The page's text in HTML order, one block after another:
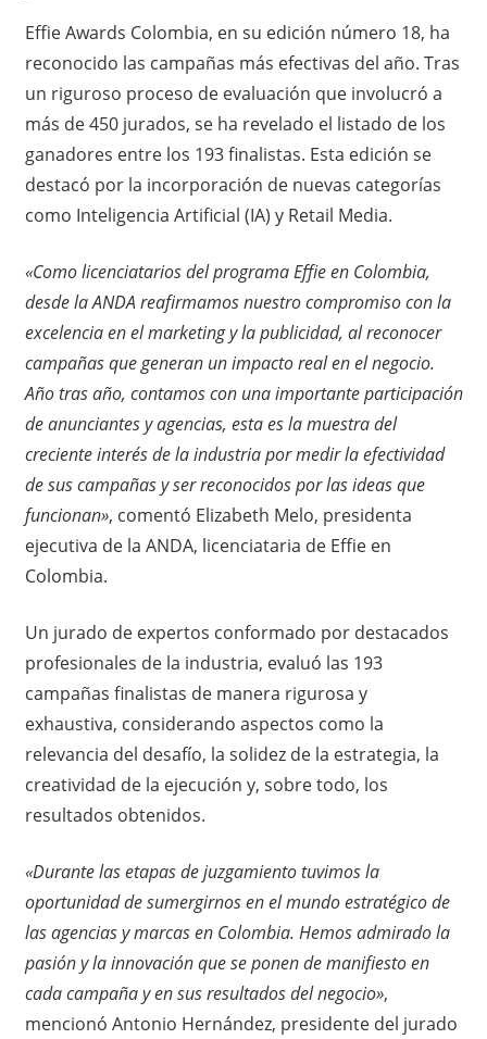
Effie Awards Colombia, en su edición número 18, ha
reconocido las campañas más efectivas del año. Tras
un riguroso proceso de evaluación que involucró a
más de 450 jurados, se ha revelado el listado de los
ganadores entre los 193 finalistas. Esta edición se
destacó por la incorporación de nuevas categorías
como Inteligencia Artificial (IA) y Retail Media.
«Como licenciatarios del programa Effie en Colombia,
desde la ANDA reafirmamos nuestro compromiso con la
excelencia en el marketing y la publicidad, al reconocer
campañas que generan un impacto real en el negocio.
Año tras año, contamos con una importante participación
de anunciantes y agencias, esta es la muestra del
creciente interés de la industria por medir la efectividad
de sus campañas y ser reconocidos por las ideas que
funcionan», comentó Elizabeth Melo, presidenta
ejecutiva de la ANDA, licenciataria de Effie en
Colombia.
Un jurado de expertos conformado por destacados
profesionales de la industria, evaluó las 193
campañas finalistas de manera rigurosa y
exhaustiva, considerando aspectos como la
relevancia del desafío, la solidez de la estrategia, la
creatividad de la ejecución y, sobre todo, los
resultados obtenidos.
«Durante las etapas de juzgamiento tuvimos la
oportunidad de sumergirnos en el mundo estratégico de
las agencias y marcas en Colombia. Hemos admirado la
pasión y la innovación que se ponen de manifiesto en
cada campaña y en sus resultados del negocio»,
mencionó Antonio Hernández, presidente del jurado